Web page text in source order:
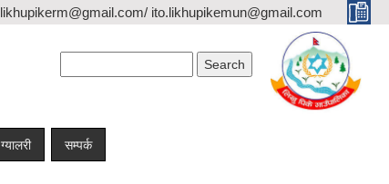
likhupikerm@gmail.com/ ito.likhupikemun@gmail.com
ग्यालरी सम्पर्क